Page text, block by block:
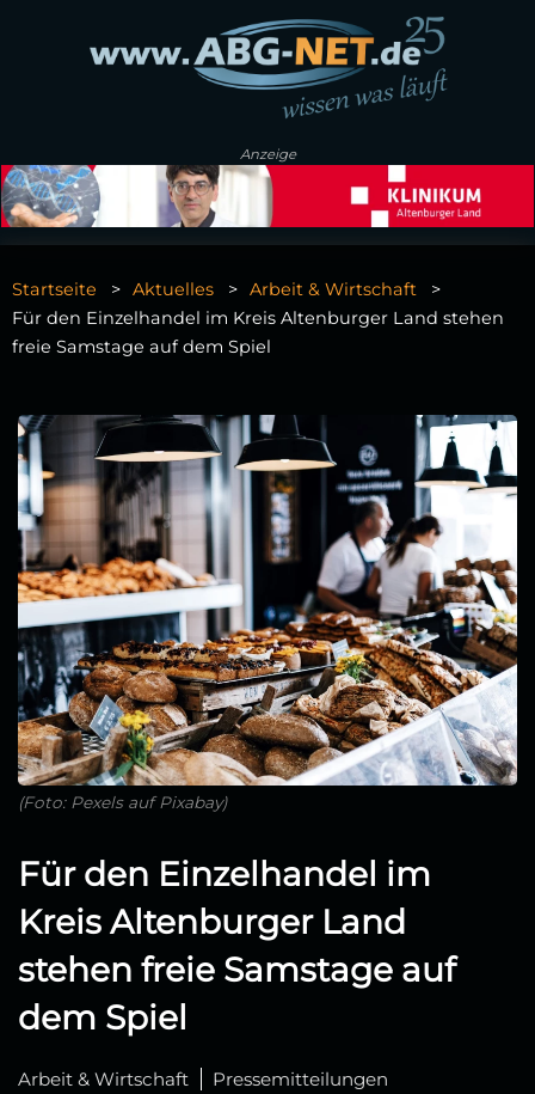
Anzeige
Startseite Aktuelles
Arbeit & Wirtschaft
Für den Einzelhandel im Kreis Altenburger Land stehen
freie Samstage auf dem Spiel
(Foto: Pexels auf Pixabay)
Für den Einzelhandel im
Kreis Altenburger Land
stehen freie Samstage auf
dem Spiel
Arbeit & Wirtschaft
Pressemitteilungen